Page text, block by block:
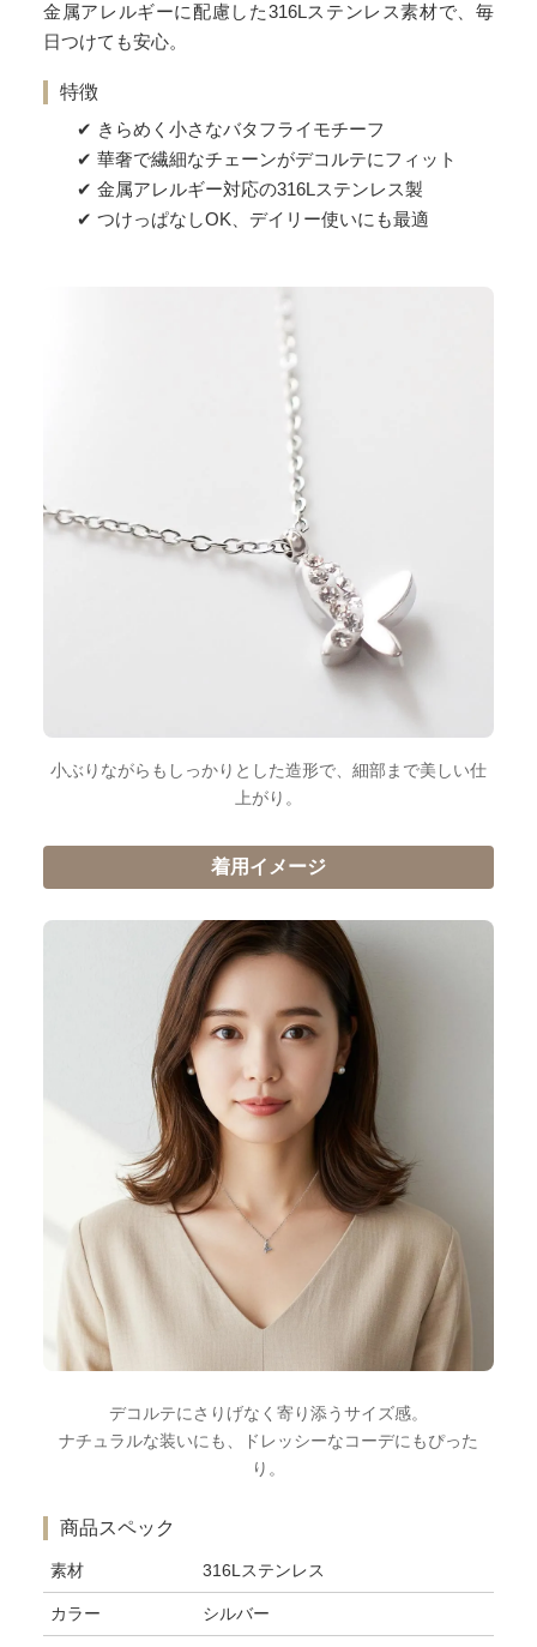
金属アレルギーに配慮した316Lステンレス素材で、毎
日つけても安心。
特徴
きらめく小さなバタフライモチーフ
華奢で繊細なチェーンがデコルテにフィット
金属アレルギー対応の316Lステンレス製
つけっぱなしOK、デイリー使いにも最適
小ぶりながらもしっかりとした造形で、細部まで美しい仕
上がり。
着用イメージ
デコルテにさりげなく寄り添うサイズ感。
ナチュラルな装いにも、ドレッシーなコーデにもぴった
り。
商品スペック
素材 316Lステンレス
カラー シルバー